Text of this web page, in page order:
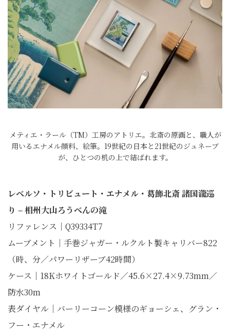
メティエ・ラール（TM）工房のアトリエ。北斎の原画と、職人が
用いるエナメル顔料、絵筆。19世紀の日本と21世紀のジュネーブ
が、ひとつの机の上で結ばれます。
レベルソ・トリビュート・エナメル・葛飾北斎 諸国瀧巡
り ‒ 相州大山ろうべんの滝
リファレンス｜Q39334T7
ムーブメント｜手巻ジャガー・ルクルト製キャリバー822
（時、分／パワーリザーブ42時間）
ケース｜18Kホワイトゴールド／45.6×27.4×9.73mm／
防水30m
表ダイヤル｜バーリーコーン模様のギョーシェ、グラン・
フー・エナメル